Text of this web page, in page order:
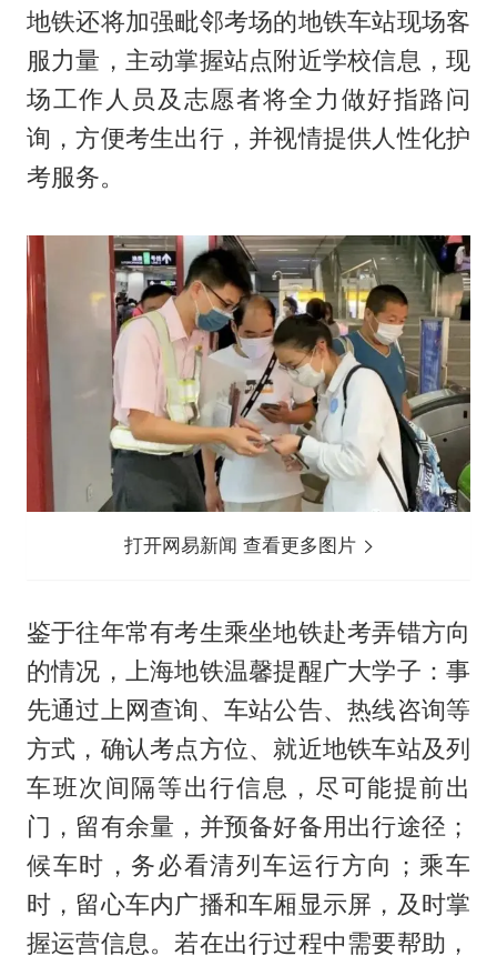
地铁还将加强毗邻考场的地铁车站现场客
服力量，主动掌握站点附近学校信息，现
场工作人员及志愿者将全力做好指路问
询，方便考生出行，并视情提供人性化护
考服务。
打开网易新闻 查看更多图片
鉴于往年常有考生乘坐地铁赴考弄错方向
的情况，上海地铁温馨提醒广大学子：事
先通过上网查询、车站公告、热线咨询等
方式，确认考点方位、就近地铁车站及列
车班次间隔等出行信息，尽可能提前出
门，留有余量，并预备好备用出行途径；
候车时，务必看清列车运行方向；乘车
时，留心车内广播和车厢显示屏，及时掌
握运营信息。若在出行过程中需要帮助，